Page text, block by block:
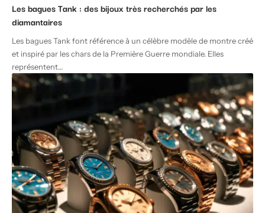
Les bagues Tank : des bijoux très recherchés par les
diamantaires
Les bagues Tank font référence à un célèbre modèle de montre créé
et inspiré par les chars de la Première Guerre mondiale. Elles
représentent…